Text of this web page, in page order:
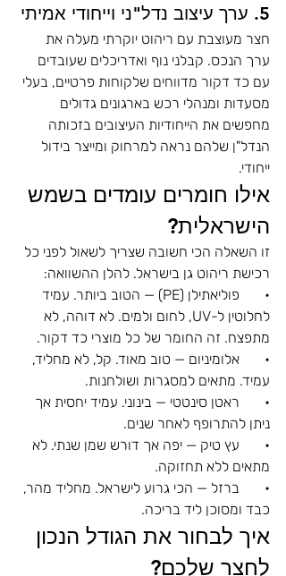
5. ערך עיצוב נדל"ני וייחודי אמיתי
חצר מעוצבת עם ריהוט יוקרתי מעלה את
ערך הנכס. קבלני נוף ואדריכלים שעובדים
עם כד דקור מדווחים שלקוחות פרטיים, בעלי
מסעדות ומנהלי רכש בארגונים גדולים
מחפשים את הייחודיות העיצובים בזכותה
הנדל"ן שלהם נראה למרחוק ומייצר בידול
ייחודי.
אילו חומרים עומדים בשמש
הישראלית?
זו השאלה הכי חשובה שצריך לשאול לפני כל
רכישת ריהוט גן בישראל. להלן ההשוואה:
•       פוליאתילן (PE) — הטוב ביותר. עמיד
לחלוטין ל-UV, לחום ולמים. לא דוהה, לא
מתפצח. זה החומר של כל מוצרי כד דקור.
•       אלומיניום — טוב מאוד. קל, לא מחליד,
עמיד. מתאים למסגרות ושולחנות.
•       ראטן סינטטי — בינוני. עמיד יחסית אך
ניתן להתרופף לאחר שנים.
•       עץ טיק — יפה אך דורש שמן שנתי. לא
מתאים ללא תחזוקה.
•       ברזל — הכי גרוע לישראל. מחליד מהר,
כבד ומסוכן ליד בריכה.
איך לבחור את הגודל הנכון
לחצר שלכם?